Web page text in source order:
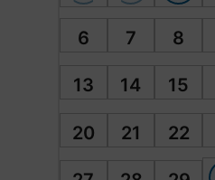
6 7 8
13 14 15
20 21 22